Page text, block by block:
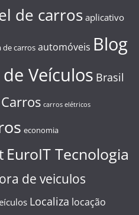
de carros aplicativo
de carros automóveis Blog
Veículos Brasil
Carros carros elétricos
economia
EuroIT Tecnologia
de veiculos
Localiza locação